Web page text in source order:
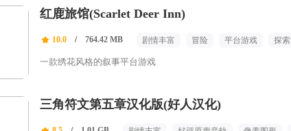
红鹿旅馆(Scarlet Deer Inn)
10.0 / 764.42 MB 剧情丰富 冒险 平台游戏 探索
一款绣花风格的叙事平台游戏
三角符文第五章汉化版(好人汉化)